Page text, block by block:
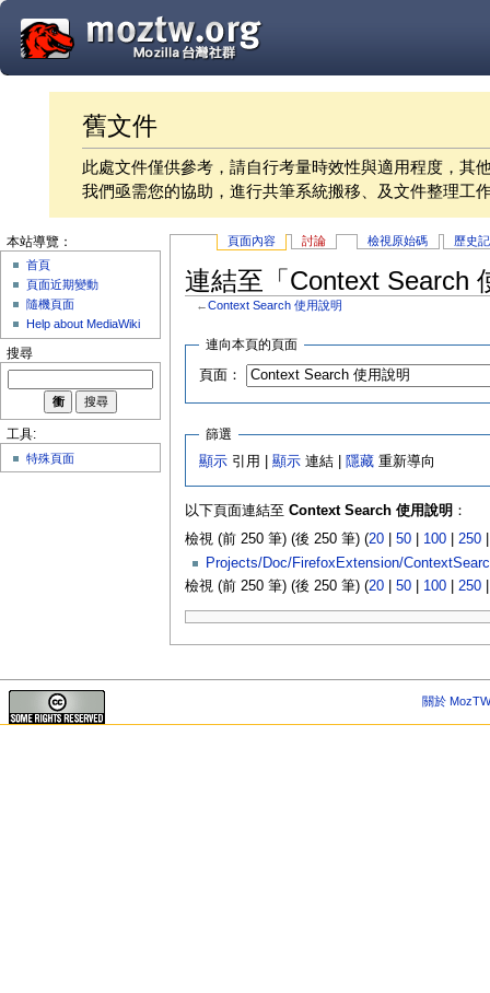
舊文件
此處文件僅供參考，請自行考量時效性與適用程度，其
我們亟需您的協助，進行共筆系統搬移、及文件整理工
頁面內容 討論 檢視原始碼 歷史
連結至「Context Search
←Context Search 使用說明
連向本頁的頁面
頁面：
篩選
顯示 引用 |顯示 連結 | 隱藏 重新導向
以下頁面連結至 Context Search 使用說明 ：
檢視 (前 250 筆) (後 250 筆) (20| 50| 100| 250
Projects/Doc/FirefoxExtension/
檢視 (前 250 筆) (後 250 筆) (20| 50| 100| 250
本站導覽：
首頁
頁面近期變動
隨機頁面
Help about MediaWiki
搜尋
工具:
特殊頁面
關於